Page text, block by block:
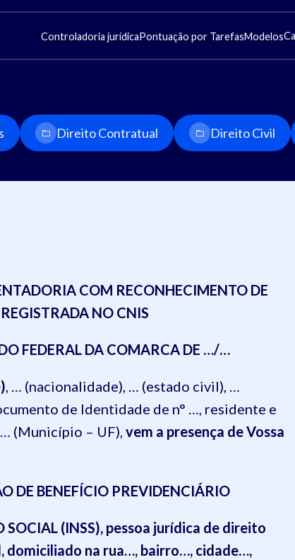
Controladoria jurídicaPontuação por TarefasModelos
Direito Contratual Direito Civil
COM RECONHECIMENTO DE
NO CNIS
FEDERAL DA COMARCA DE …/…
, … (nacionalidade), … (estado civil), …
de Identidade de n° …, residente e
(Município – UF), vem a presença de Vossa
DE BENEFÍCIO PREVIDENCIÁRIO
SOCIAL (INSS), pessoa jurídica de direito
domiciliado na rua…, bairro…, cidade…,